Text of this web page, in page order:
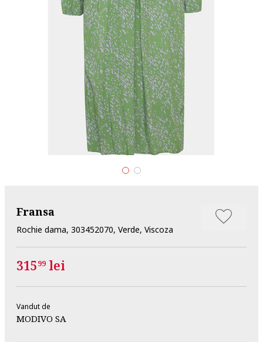
Fransa
Rochie dama, 303452070, Verde, Viscoza
31599 lei
Vandut de
MODIVO SA